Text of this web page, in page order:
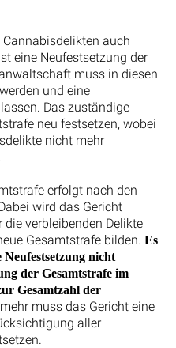
auch
eine Neufestsetzung der
muss in diesen
und eine
Das zuständige
neu festsetzen, wobei
nicht mehr
erfolgt nach den
wird das Gericht
verbleibenden Delikte
Gesamtstrafe bilden. Es
Neufestsetzung nicht
der Gesamtstrafe im
Gesamtzahl der
muss das Gericht eine
aller